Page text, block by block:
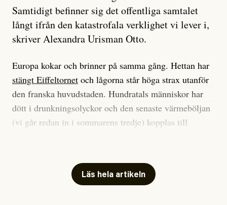
Samtidigt befinner sig det offentliga samtalet
långt ifrån den katastrofala verklighet vi lever i,
skriver Alexandra Urisman Otto.
Europa kokar och brinner på samma gång. Hettan har
stängt Eiffeltornet och lågorna står höga strax utanför
den franska huvudstaden. Hundratals människor har
dött i drunkningsolyckor och den senaste värmeböljan
(vi går redan in i sommarens tredje) kopplas till
Har du också panik i hettan? Känns det som en
mardröm? Bra, allt annat vore fullständigt orimligt.
Läs hela artikeln